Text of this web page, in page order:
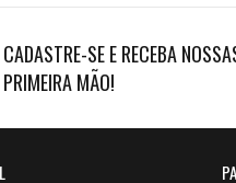
CADASTRE-SE E RECEBA
PRIMEIRA MÃO!